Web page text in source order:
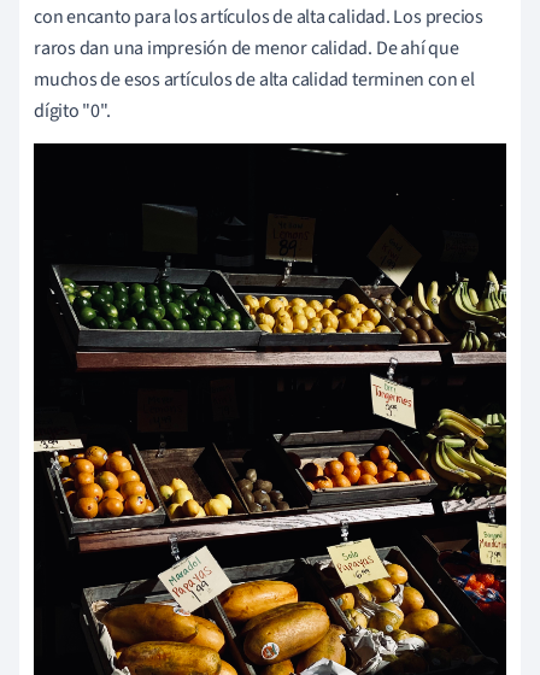
con encanto para los artículos de alta calidad. Los precios
raros dan una impresión de menor calidad. De ahí que
muchos de esos artículos de alta calidad terminen con el
dígito "0".